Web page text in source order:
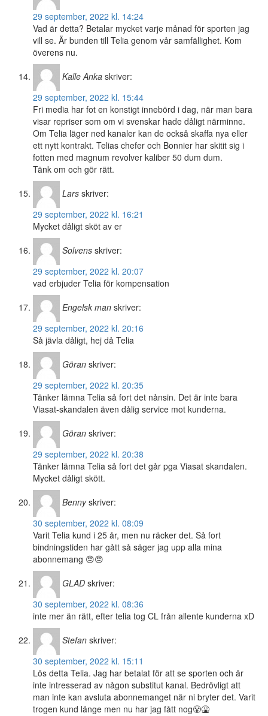
29 september, 2022 kl. 14:24
Vad är detta? Betalar mycket varje månad för sporten jag
vill se. Är bunden till Telia genom vår samfällighet. Kom
överens nu.
Kalle Anka skriver:
29 september, 2022 kl. 15:44
Fri media har fot en konstigt innebörd i dag, när man bara
visar repriser som om vi svenskar hade dåligt närminne.
Om Telia läger ned kanaler kan de också skaffa nya eller
ett nytt kontrakt. Telias chefer och Bonnier har skitit sig i
fotten med magnum revolver kaliber 50 dum dum.
Tänk om och gör rätt.
Lars skriver:
29 september, 2022 kl. 16:21
Mycket dåligt sköt av er
Solvens skriver:
29 september, 2022 kl. 20:07
vad erbjuder Telia för kompensation
Engelsk man skriver:
29 september, 2022 kl. 20:16
Så jävla dåligt, hej då Telia
Göran skriver:
29 september, 2022 kl. 20:35
Tänker lämna Telia så fort det nånsin. Det är inte bara
Viasat-skandalen även dålig service mot kunderna.
Göran skriver:
29 september, 2022 kl. 20:38
Tänker lämna Telia så fort det går pga Viasat skandalen.
Mycket dåligt skött.
Benny skriver:
30 september, 2022 kl. 08:09
Varit Telia kund i 25 år, men nu räcker det. Så fort
bindningstiden har gått så säger jag upp alla mina
abonnemang 😠😠
GLAD skriver:
30 september, 2022 kl. 08:36
inte mer än rätt, efter telia tog CL från allente kunderna xD
Stefan skriver:
30 september, 2022 kl. 15:11
Lös detta Telia. Jag har betalat för att se sporten och är
inte intresserad av någon substitut kanal. Bedrövligt att
man inte kan avsluta abonnemanget när ni bryter det. Varit
trogen kund länge men nu har jag fått nog😤🤮